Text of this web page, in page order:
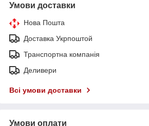
Умови доставки
Нова Пошта
Доставка Укрпоштой
Транспортна компанія
Деливери
Всі умови доставки
Умови оплати